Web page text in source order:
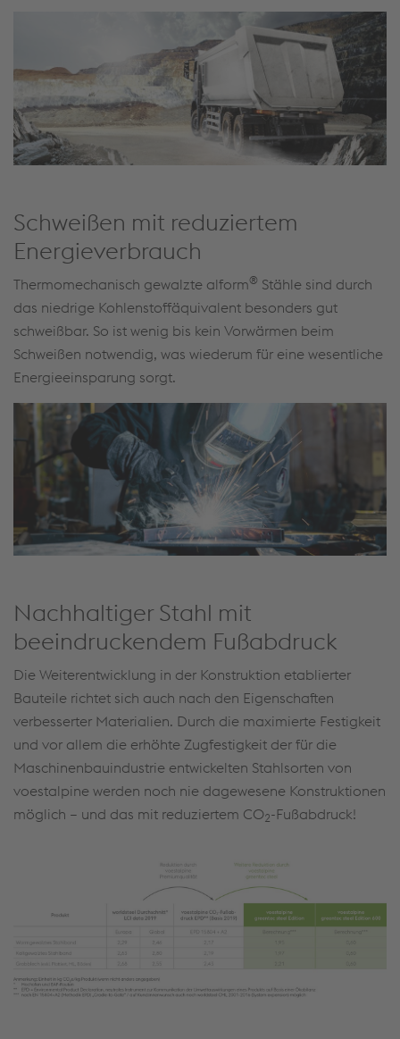
Schweißen mit reduziertem
Energieverbrauch
Thermomechanisch gewalzte alform® Stähle sind durch
das niedrige Kohlenstoffäquivalent besonders gut
schweißbar. So ist wenig bis kein Vorwärmen beim
Schweißen notwendig, was wiederum für eine wesentliche
Energieeinsparung sorgt.
Nachhaltiger Stahl mit
beeindruckendem Fußabdruck
Die Weiterentwicklung in der Konstruktion etablierter
Bauteile richtet sich auch nach den Eigenschaften
verbesserter Materialien. Durch die maximierte Festigkeit
und vor allem die erhöhte Zugfestigkeit der für die
Maschinenbauindustrie entwickelten Stahlsorten von
voestalpine werden noch nie dagewesene Konstruktionen
möglich – und das mit reduziertem CO2-Fußabdruck!